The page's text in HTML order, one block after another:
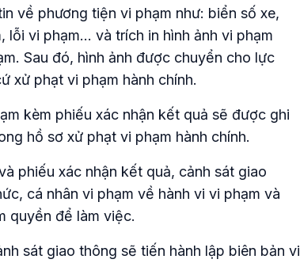
về phương tiện vi phạm như: biển số xe,
vi phạm… và trích in hình ảnh vi phạm
Sau đó, hình ảnh được chuyển cho lực
xử phạt vi phạm hành chính.
kèm phiếu xác nhận kết quả sẽ được ghi
hồ sơ xử phạt vi phạm hành chính.
phiếu xác nhận kết quả, cảnh sát giao
cá nhân vi phạm về hành vi vi phạm và
quyền để làm việc.
sát giao thông sẽ tiến hành lập biên bản vi